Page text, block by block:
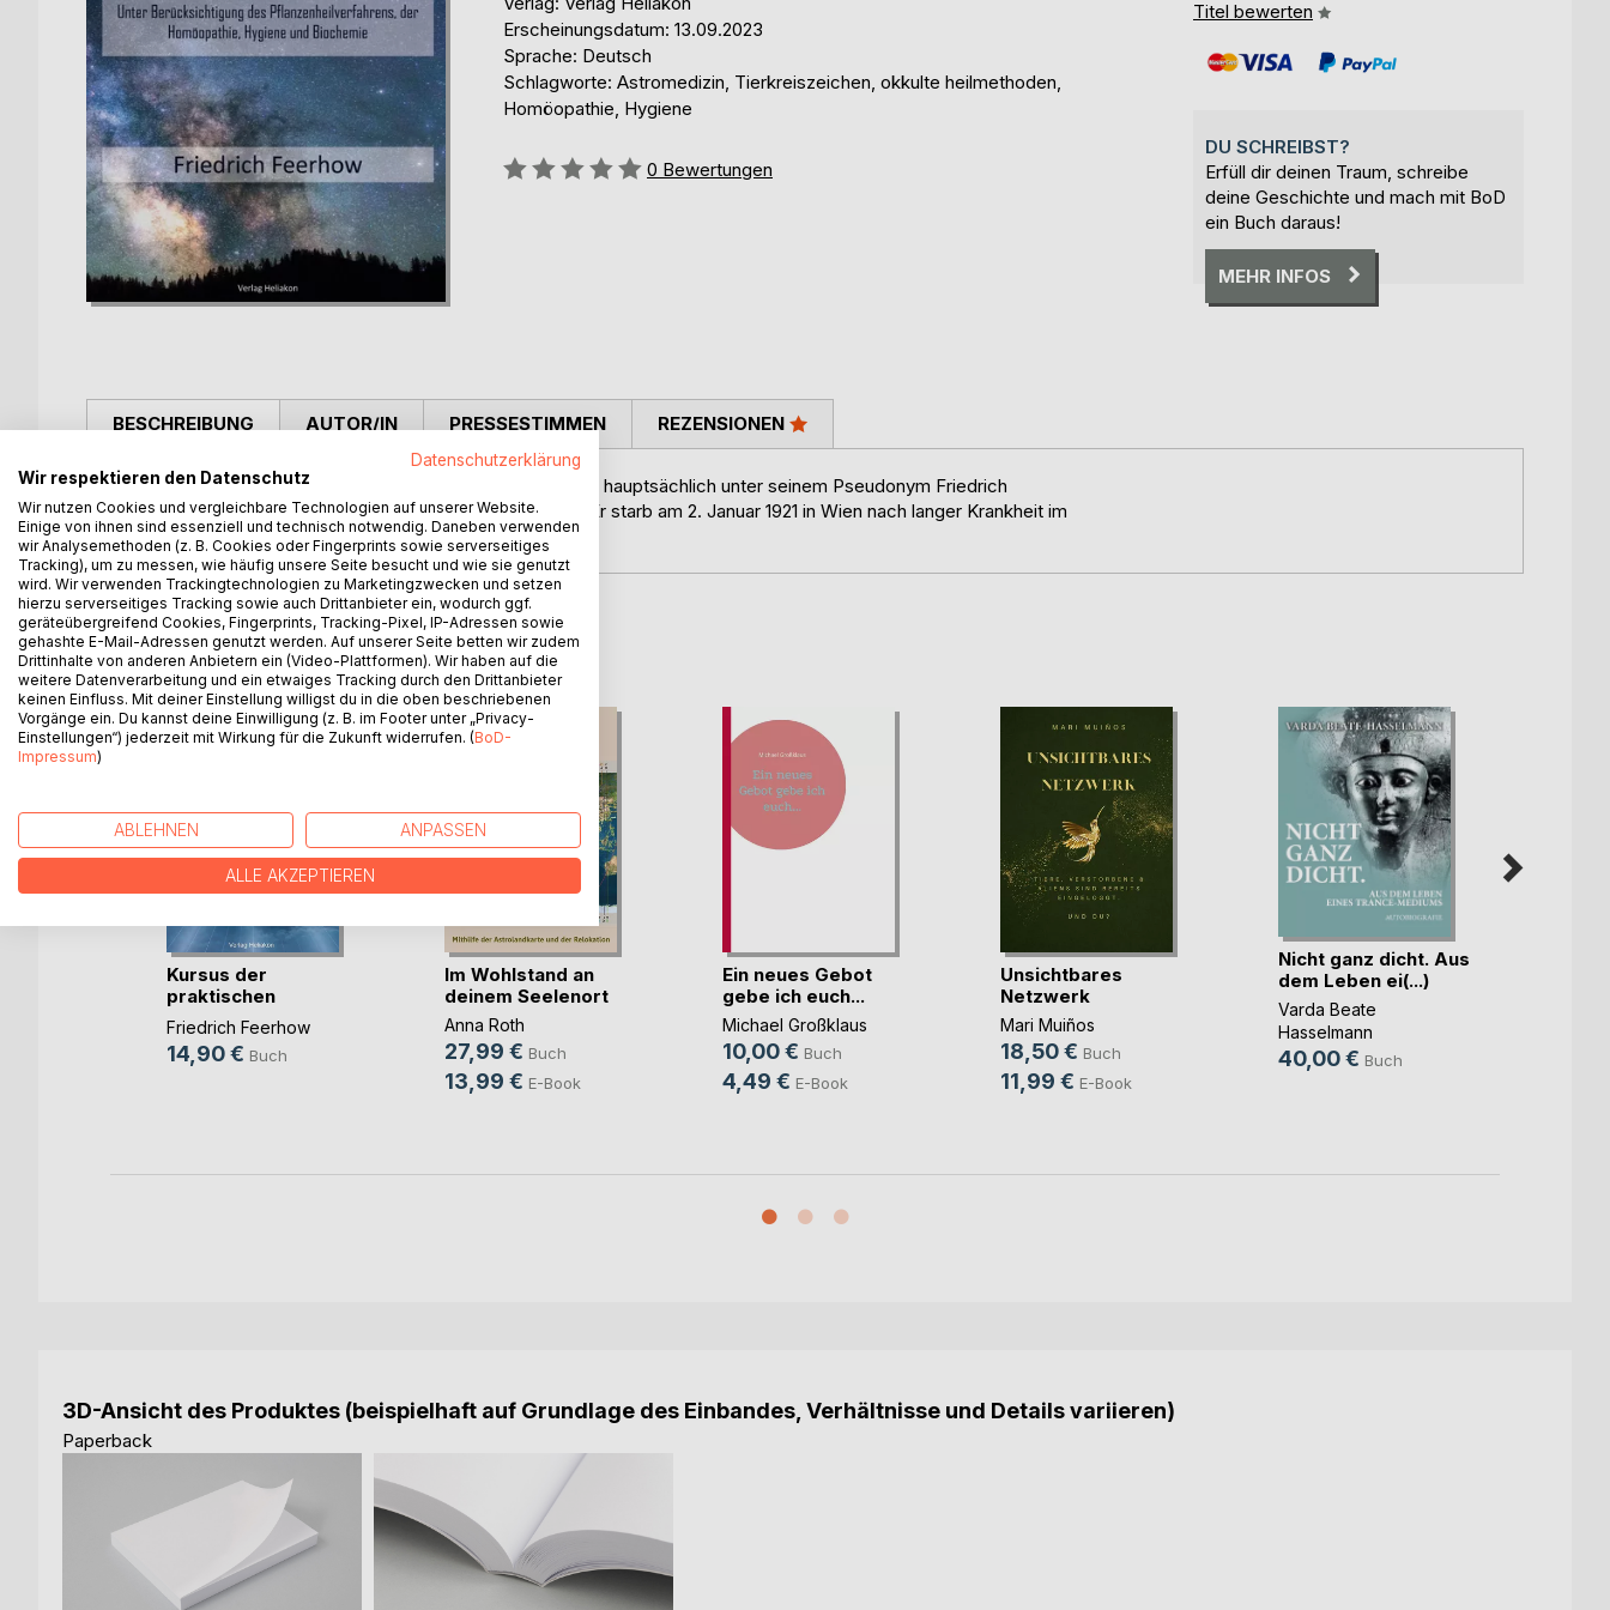
Erscheinungsdatum: 13.09.2023
Sprache: Deutsch
Schlagworte: Astromedizin, Tierkreiszeichen, okkulte heilmethoden,
Homöopathie, Hygiene
Bewertung::
0 Bewertungen
Titel bewerten
DU SCHREIBST?
Erfüll dir deinen Traum, schreibe
deine Geschichte und mach mit BoD
ein Buch daraus!
MEHR INFOS
BESCHREIBUNG
Der österreichische Astrologe Friedrich Wehofer, bekannt hauptsächlich unter seinem Pseudonym Friedrich
Feerhow wurde am 8. Oktober 1888 in Wien[2] geboren. Er starb am 2. Januar 1921 in Wien nach langer Krankheit im
Alter von nur 32 Jahren.
AUTOR/IN PRESSESTIMMEN REZENSIONEN
WEITERE TITEL BEIBoD
Kursus der
praktischen
Astrologie
Friedrich Feerhow
14,90 € Buch
Im Wohlstand an
deinem Seelenort
Anna Roth
27,99 € Buch
13,99 € E-Book
Ein neues Gebot
gebe ich euch...
Michael Großklaus
10,00 € Buch
4,49 € E-Book
Unsichtbares
Netzwerk
Mari Muiños
18,50 € Buch
11,99 € E-Book
Nicht ganz dicht. Aus
dem Leben ei(...)
Varda Beate
Hasselmann
40,00 € Buch
3D-Ansicht des Produktes (beispielhaft auf Grundlage des Einbandes, Verhältnisse und Details variieren)
Paperback
Datenschutzerklärung
Wir respektieren den Datenschutz
Wir nutzen Cookies und vergleichbare Technologien auf unserer Website.
Einige von ihnen sind essenziell und technisch notwendig. Daneben verwenden
wir Analysemethoden (z. B. Cookies oder Fingerprints sowie serverseitiges
Tracking), um zu messen, wie häufig unsere Seite besucht und wie sie genutzt
wird. Wir verwenden Trackingtechnologien zu Marketingzwecken und setzen
hierzu serverseitiges Tracking sowie auch Drittanbieter ein, wodurch ggf.
geräteübergreifend Cookies, Fingerprints, Tracking-Pixel, IP-Adressen sowie
gehashte E-Mail-Adressen genutzt werden. Auf unserer Seite betten wir zudem
Drittinhalte von anderen Anbietern ein (Video-Plattformen). Wir haben auf die
weitere Datenverarbeitung und ein etwaiges Tracking durch den Drittanbieter
keinen Einfluss. Mit deiner Einstellung willigst du in die oben beschriebenen
Vorgänge ein. Du kannst deine Einwilligung (z. B. im Footer unter „Privacy-
Einstellungen“) jederzeit mit Wirkung für die Zukunft widerrufen. (BoD-
Impressum)
ABLEHNEN ANPASSEN
ALLE AKZEPTIEREN